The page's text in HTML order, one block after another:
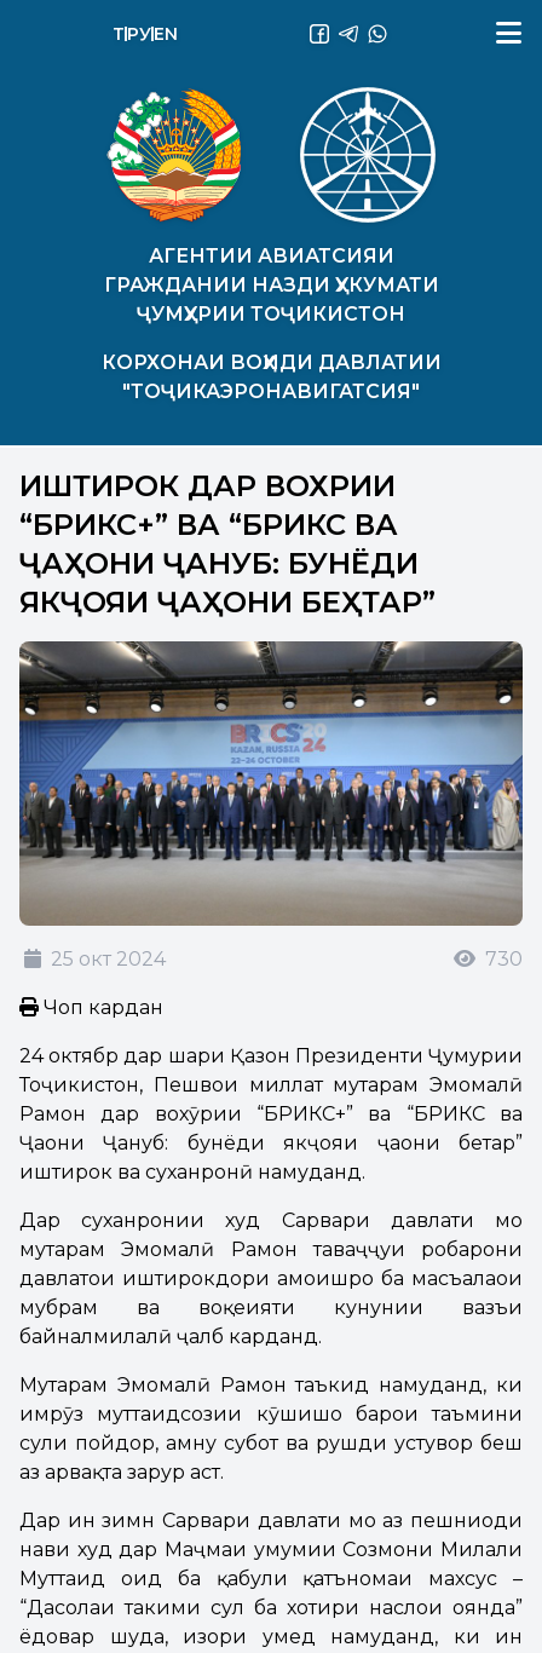
АГЕНТИИ АВИАТСИЯИ
ГРАЖДАНИИ НАЗДИ ҲУКУМАТИ
ҶУМҲУРИИ ТОҶИКИСТОН
КОРХОНАИ ВОҲИДИ ДАВЛАТИИ
"ТОҶИКАЭРОНАВИГАТСИЯ"
ТҶ РУEN
ИШТИРОК ДАР ВОХӮРИИ
“БРИКС+” ВА “БРИКС ВА
ҶАҲОНИ ҶАНУБ: БУНЁДИ
ЯКҶОЯИ ҶАҲОНИ БЕҲТАР”
25 окт 2024 730
Чоп кардан
24 октябр дар шаҳри Қазон Президенти Ҷумҳурии
Тоҷикистон, Пешвои миллат муҳтарам Эмомалӣ
Раҳмон дар вохӯрии “БРИКС+” ва “БРИКС ва
Ҷаҳони Ҷануб: бунёди якҷояи ҷаҳони беҳтар”
иштирок ва суханронӣ намуданд.
Дар суханронии худ Сарвари давлати мо
муҳтарам Эмомалӣ Раҳмон таваҷҷуҳи роҳбарони
давлатҳои иштирокдори ҳамоишро ба масъалаҳои
мубрам ва воқеияти кунунии вазъи
байналмилалӣ ҷалб карданд.
Муҳтарам Эмомалӣ Раҳмон таъкид намуданд, ки
имрӯз муттаҳидсозии кӯшишҳо барои таъмини
сулҳи пойдор, амну субот ва рушди устувор беш
аз ҳарвақта зарур аст.
Дар ин зимн Сарвари давлати мо аз пешниҳоди
нави худ дар Маҷмаи умумии Созмони Милали
Муттаҳид оид ба қабули қатъномаи махсус –
“Даҳсолаи таҳкими сулҳ ба хотири наслҳои оянда”
ёдовар шуда, изҳори умед намуданд, ки ин